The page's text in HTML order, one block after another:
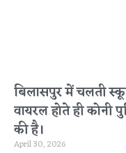
बिलासपुर में चलती
वायरल होते ही कोनी
की है।
April 30, 2026